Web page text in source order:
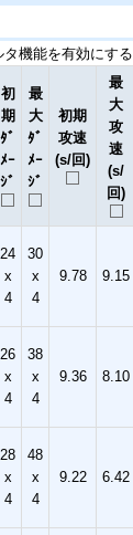
タ機能を有効にする
初
期
ﾀﾞ
ﾒｰ
ｼﾞ
最
大
ﾀﾞ
ﾒｰ
ｼﾞ
初期
攻速
(s/回)
最
大
攻
速
(s/
回)
24
x
4
30
x
4
9.78 9.15
26
x
4
38
x
4
9.36 8.10
28
x
4
48
x
4
9.22 6.42